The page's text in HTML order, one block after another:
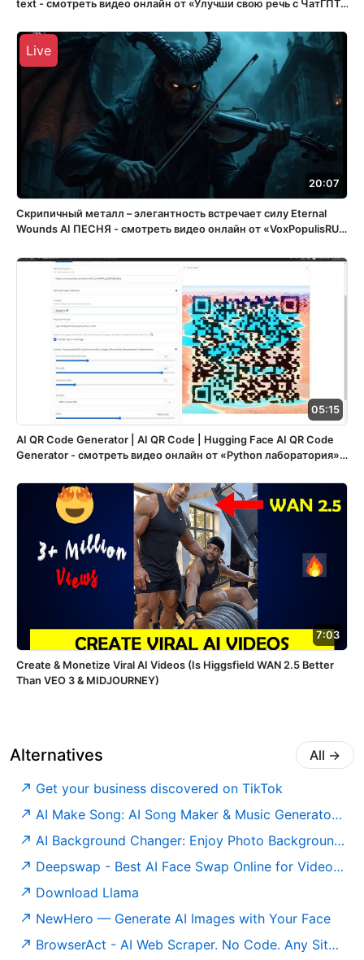
text - смотреть видео онлайн от «Улучши свою речь с ЧатГПТ»
22:43:57 00:02:29.
Live
20:07
Скрипичный металл – элегантность встречает силу Eternal
Wounds ️AI ПЕСНЯ - смотреть видео онлайн от «VoxPopulisRU»
2025 года в 15:05:56 02:32:11.
05:15
AI QR Code Generator | AI QR Code | Hugging Face AI QR Code
Generator - смотреть видео онлайн от «Python лаборатория» в
20:38:13 00:05:15.
7:03
Create & Monetize Viral AI Videos (Is Higgsfield WAN 2.5 Better
Than VEO 3 & MIDJOURNEY)
Alternatives All →
Get your business discovered on TikTok
AI Make Song: AI Song Maker & Music Generator Free
AI Background Changer: Enjoy Photo Background Change | Pokecut
Deepswap - Best AI Face Swap Online for Video & Photo
Download Llama
NewHero — Generate AI Images with Your Face
BrowserAct - AI Web Scraper. No Code. Any Site. For Your Agent.